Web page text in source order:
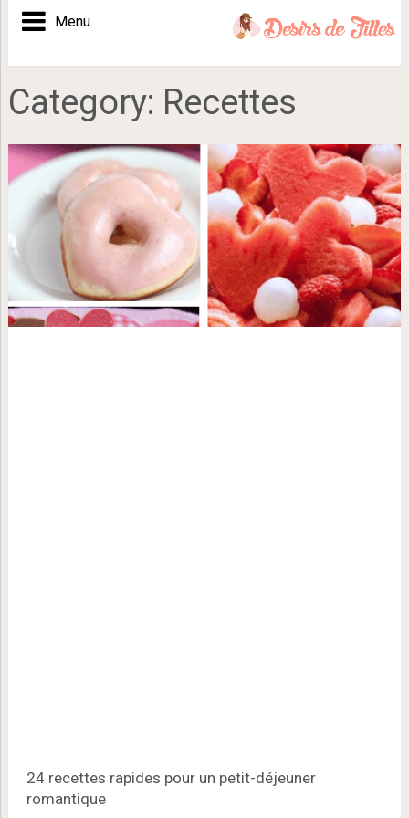
Menu
Category: Recettes
24 recettes rapides pour un petit-déjeuner
romantique